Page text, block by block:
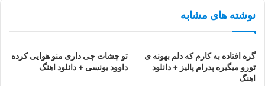
نوشته های مشابه
گره افتاده به کارم که دلم بهونه ی
تورو میگیره پدرام پالیز + دانلود
اهنگ
تو چشات چی داری منو هوایی کرده
داوود یونسی + دانلود اهنگ